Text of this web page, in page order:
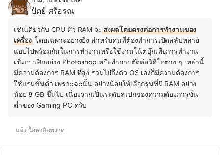
ปัตย์ ศรีอรุณ
เช่นเดียวกับ CPU ตัว RAM จะส่งผลโดยตรงต่อการทำงานของ
เครื่อง โดยเฉพาะอย่างยิ่ง สำหรับคนที่ต้องทำการเปิดสลับหลาย
แอปไปพร้อมกันในการทำงานหรือใช้งานโน้ตบุ๊กเพื่อการทำงาน
เชิงกราฟิกอย่าง Photoshop หรือทำการตัดต่อวิดีโอต่าง ๆ เหล่านี้
มีความต้องการ RAM ที่สูง รวมไปถึงตัว OS เองก็มีความต้องการ
ใช้แรมขั้นต่ำ เพราะฉะนั้น อย่างน้อยให้เลือกรุ่นที่มี RAM อย่าง
น้อย 8 GB ขึ้นไป เนื่องจากเป็นระดับสเปกของความต้องการขั้น
ต่ำของ Gaming PC ครับ
แจ้งเนื้อหาผิดพลาด